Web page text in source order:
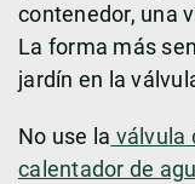
contenedor, una
La forma más
jardín en la
No use la válvula
calentador de